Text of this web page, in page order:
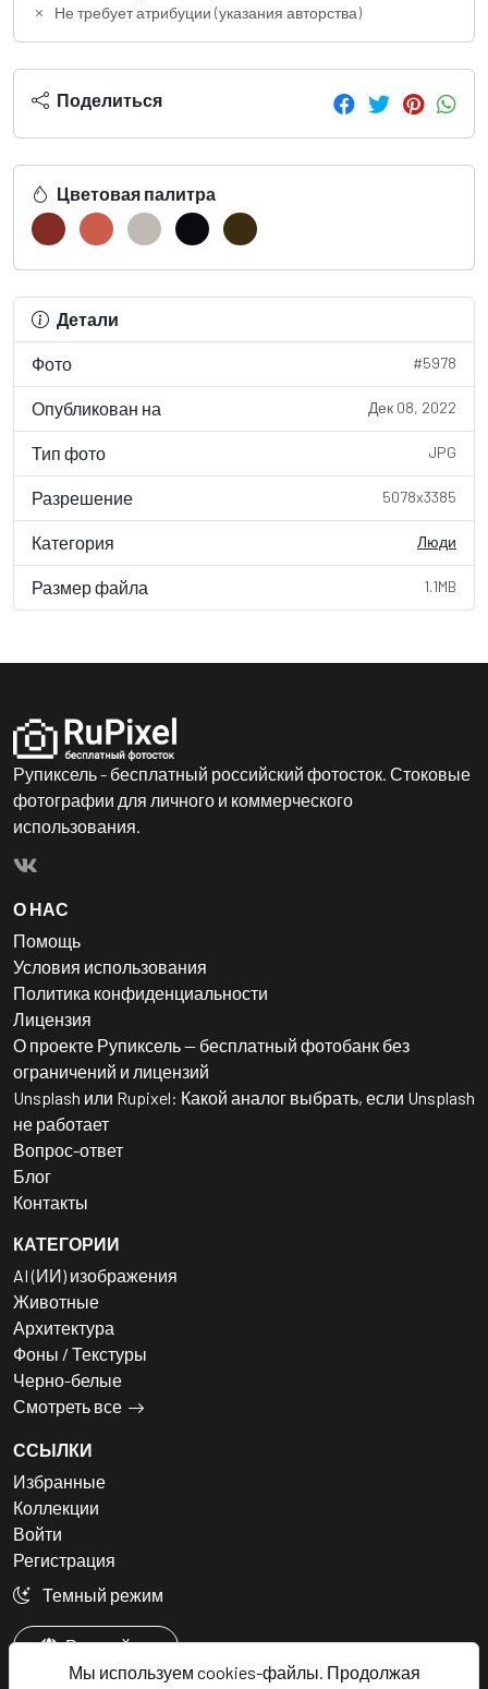
Мы используем cookies-файлы. Продолжая
Не требует атрибуции (указания авторства)
Поделиться
Цветовая палитра
Детали
Фото #5978
Опубликован на Дек 08, 2022
Тип фото JPG
Разрешение 5078x3385
Категория Люди
Размер файла 1.1MB
Рупиксель - бесплатный российский фотосток. Стоковые
фотографии для личного и коммерческого
использования.
О НАС
Помощь
Условия использования
Политика конфиденциальности
Лицензия
О проекте Рупиксель — бесплатный фотобанк без
ограничений и лицензий
Unsplash или Rupixel: Какой аналог выбрать, если Unsplash
не работает
Вопрос-ответ
Блог
Контакты
КАТЕГОРИИ
AI (ИИ) изображения
Животные
Архитектура
Фоны / Текстуры
Черно-белые
Смотреть все
ССЫЛКИ
Избранные
Коллекции
Войти
Регистрация
Темный режим
Русский